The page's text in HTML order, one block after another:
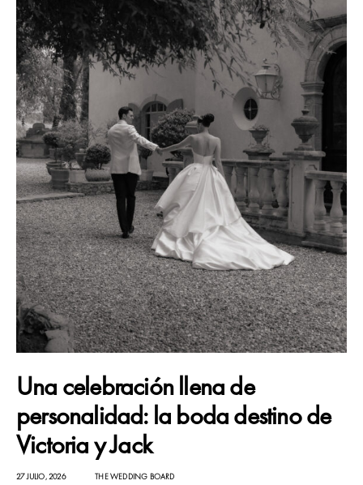
Una celebración llena de
personalidad: la boda destino de
Victoria y Jack
27 JULIO, 2026 THE WEDDING BOARD